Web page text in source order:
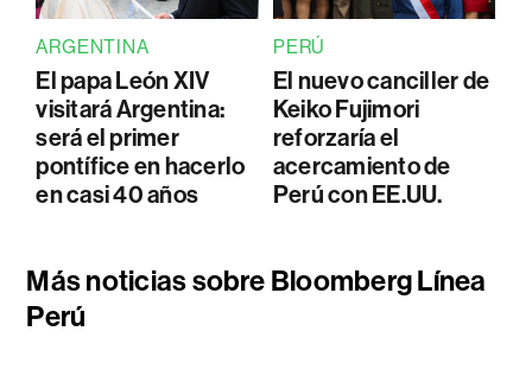
ARGENTINA
El papa León XIV
visitará Argentina:
será el primer
pontífice en hacerlo
en casi 40 años
PERÚ
El nuevo canciller de
Keiko Fujimori
reforzaría el
acercamiento de
Perú con EE.UU.
Más noticias sobre Bloomberg Línea
Perú